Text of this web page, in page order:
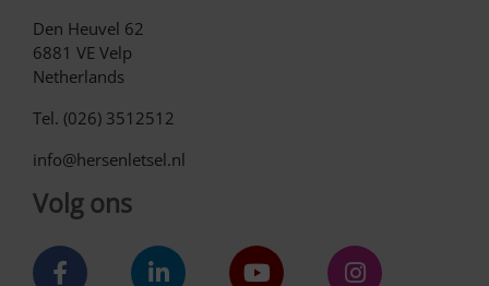
Den Heuvel 62
6881 VE Velp
Netherlands
Tel. (026) 3512512
info@hersenletsel.nl
Volg ons